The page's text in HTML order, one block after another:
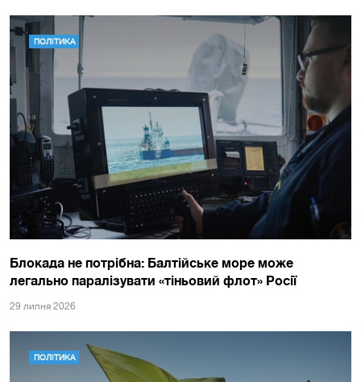
ПОЛІТИКА
Блокада не потрібна: Балтійське море може
легально паралізувати «тіньовий флот» Росії
29 липня 2026
ПОЛІТИКА